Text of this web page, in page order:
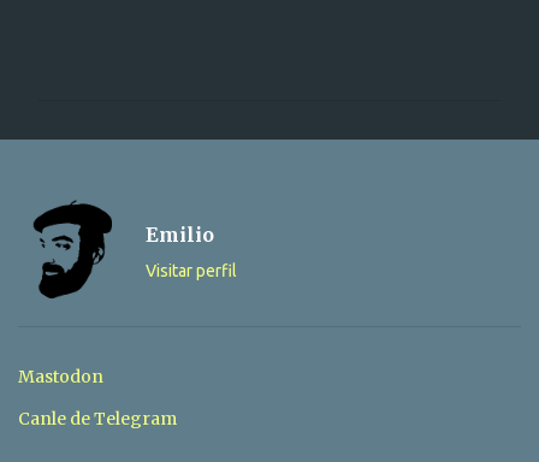
a
r
i
Emilio
Visitar perfil
Mastodon
Canle de Telegram